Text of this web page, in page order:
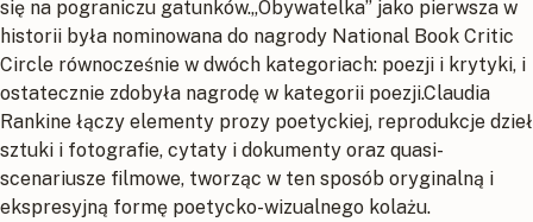
się na pograniczu gatunków.„Obywatelka” jako pierwsza w
historii była nominowana do nagrody National Book Critic
Circle równocześnie w dwóch kategoriach: poezji i krytyki, i
ostatecznie zdobyła nagrodę w kategorii poezji.Claudia
Rankine łączy elementy prozy poetyckiej, reprodukcje dzieł
sztuki i fotografie, cytaty i dokumenty oraz quasi-
scenariusze filmowe, tworząc w ten sposób oryginalną i
ekspresyjną formę poetycko-wizualnego kolażu.